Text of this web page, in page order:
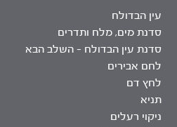
עין הבדולח
סדנת מים, מלח ותדרים
סדנת עין הבדולח – השלב הבא
לחם אבירים
לחץ דם
תניא
ניקוי רעלים